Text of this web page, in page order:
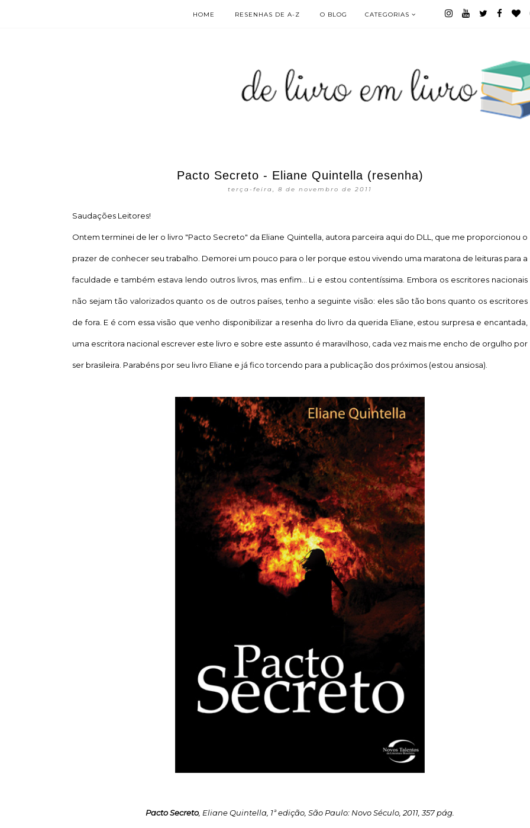
HOME RESENHAS DE A-Z O BLOG CATEGORIAS
Pacto Secreto - Eliane Quintella (resenha)
terça-feira, 8 de novembro de 2011
Saudações Leitores!
Ontem terminei de ler o livro "Pacto Secreto" da Eliane Quintella, autora parceira aqui do DLL, que me proporcionou o
prazer de conhecer seu trabalho. Demorei um pouco para o ler porque estou vivendo uma maratona de leituras para a
faculdade e também estava lendo outros livros, mas enfim... Li e estou contentíssima. Embora os escritores nacionais
não sejam tão valorizados quanto os de outros países, tenho a seguinte visão: eles são tão bons quanto os escritores
de fora. E é com essa visão que venho disponibilizar a resenha do livro da querida Eliane, estou surpresa e encantada,
uma escritora nacional escrever este livro e sobre este assunto é maravilhoso, cada vez mais me encho de orgulho por
ser brasileira. Parabéns por seu livro Eliane e já fico torcendo para a publicação dos próximos (estou ansiosa).
Pacto Secreto, Eliane Quintella, 1ª edição, São Paulo: Novo Século, 2011, 357 pág.